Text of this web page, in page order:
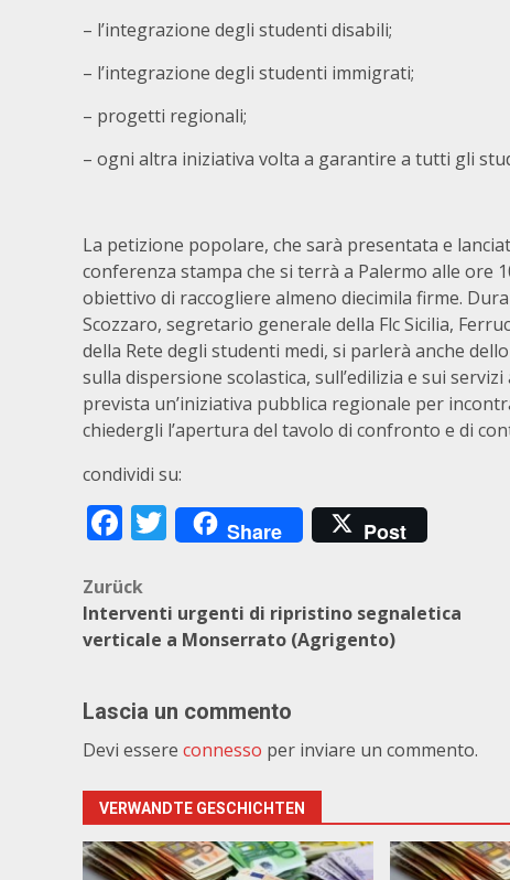
– l’integrazione degli studenti disabili;
– l’integrazione degli studenti immigrati;
– progetti regionali;
– ogni altra iniziativa volta a garantire a tutti gli
La petizione popolare, che sarà presentata e
conferenza stampa che si terrà a Palermo alle ore
obiettivo di raccogliere almeno diecimila firme.
Scozzaro, segretario generale della Flc Sicilia,
della Rete degli studenti medi, si parlerà anche
sulla dispersione scolastica, sull’edilizia e sui
prevista un’iniziativa pubblica regionale per
chiedergli l’apertura del tavolo di confronto e di
condividi su:
Facebook
Twitter
Share Post
Beitragsnavigation
Zurück
Interventi urgenti di ripristino segnaletica
verticale a Monserrato (Agrigento)
Lascia un commento
Devi essere connesso per inviare un commento.
VERWANDTE GESCHICHTEN